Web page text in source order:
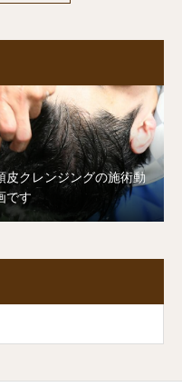
皮クレンジングの施術動
です